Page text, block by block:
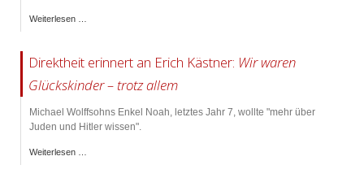
Weiterlesen …
Direktheit erinnert an Erich Kästner: Wir waren
Glückskinder – trotz allem
Michael Wolffsohns Enkel Noah, letztes Jahr 7, wollte "mehr über
Juden und Hitler wissen".
Weiterlesen …